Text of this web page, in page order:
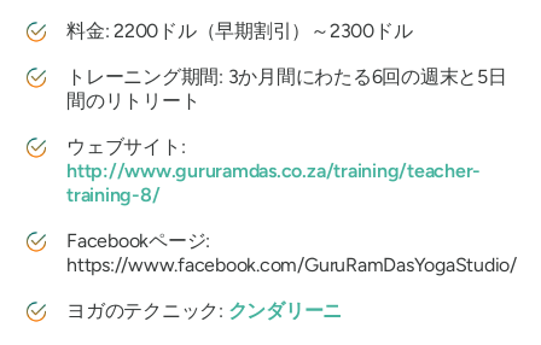
料金: 2200ドル（早期割引）～2300ドル
トレーニング期間: 3か月間にわたる6回の週末と5日
間のリトリート
ウェブサイト:
http://www.gururamdas.co.za/training/teacher-
training-8/
Facebookページ:
https://www.facebook.com/GuruRamDasYogaStudio/
ヨガのテクニック: クンダリーニ